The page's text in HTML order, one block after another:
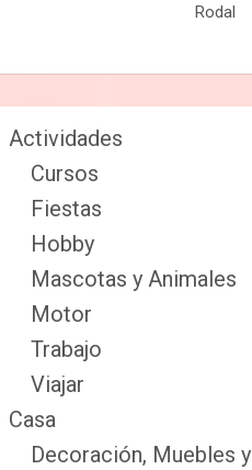
Rodal
Actividades
Cursos
Fiestas
Hobby
Mascotas y Animales
Motor
Trabajo
Viajar
Casa
Decoración, Muebles y